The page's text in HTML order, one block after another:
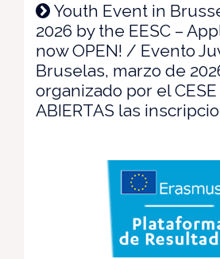
Youth Event in
2026 by the EESC –
now OPEN! / Evento
Bruselas, marzo de
organizado por el CESE
ABIERTAS las